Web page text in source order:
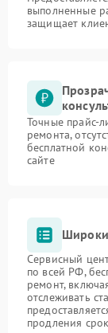
выполненные
защищает
Точные прайс-
ремонта,
бесплатной
сайте
Сервисный
по всей РФ,
ремонт,
отслеживать
продления